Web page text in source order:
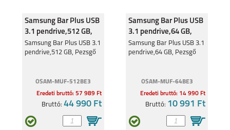
Samsung Bar Plus USB
3.1 pendrive,512 GB,
Pezsgő
Samsung Bar Plus USB 3.1
pendrive,512 GB, Pezsgő
OSAM-MUF-512BE3
Eredeti bruttó: 57 989 Ft
Bruttó: 44 990 Ft
Samsung Bar Plus USB
3.1 pendrive,64 GB,
Pezsgő
Samsung Bar Plus USB 3.1
pendrive,64 GB, Pezsgő
OSAM-MUF-64BE3
Eredeti bruttó: 14 990 Ft
Bruttó: 10 991 Ft